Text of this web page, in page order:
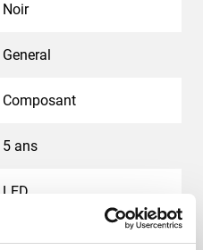
Noir
General
Composant
5 ans
LED